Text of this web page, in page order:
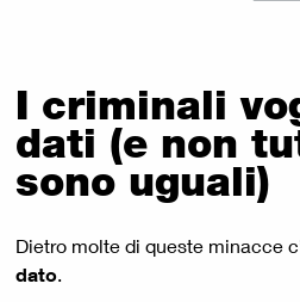
I criminali
dati (e non
sono uguali)
Dietro molte di queste minacce
dato.